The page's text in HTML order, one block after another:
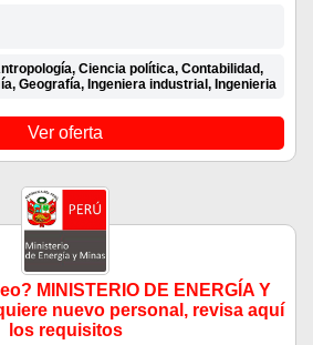
Ciencia política, Contabilidad,
Geografía, Ingeniera industrial, Ingenieria
Ver oferta
MINISTERIO DE ENERGÍA Y
nuevo personal, revisa aquí
los requisitos